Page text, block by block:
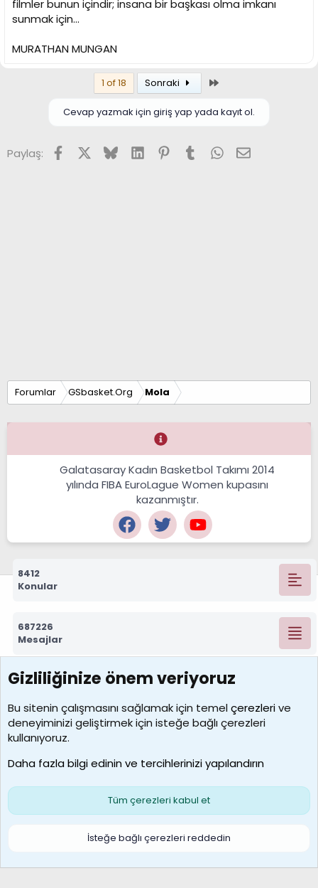
filmler bunun içindir; insana bir başkası olma imkanı
sunmak için...
MURATHAN MUNGAN
1 of 18 Sonraki
Cevap yazmak için giriş yap yada kayıt ol.
Paylaş: FacebookX (Twitter)
BlueskyLinkedInPinterest
TumblrWhatsApp
E-posta
Forumlar GSbasket.Org Mola
Galatasaray Kadın Basketbol Takımı 2014
yılında FIBA EuroLague Women kupasını
kazanmıştır.
8412
Konular
687226
Mesajlar
7388
Kullanıcılar
borabekirogluu
Son üye
Çerezler
S
Gizliliğinize önem veriyoruz
Bu sitenin çalışmasını sağlamak için temelçerezlerive
deneyiminizi geliştirmek için isteğe bağlı çerezleri
kullanıyoruz.
Daha fazla bilgi edinin ve tercihlerinizi yapılandırın
Tüm çerezleri kabul et
İsteğe bağlı çerezleri reddedin